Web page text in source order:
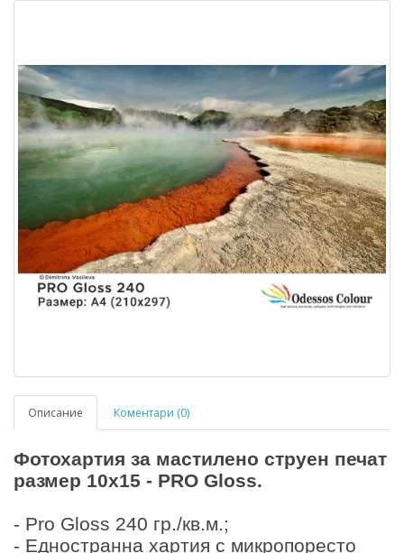
Описание Коментари (0)
Фотохартия за мастилено струен печат
размер 10x15 - PRO Gloss.
- Pro Gloss 240 гр./кв.м.;
- Eдностранна хартия с микропоресто